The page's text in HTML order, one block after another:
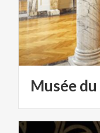
Muséedu